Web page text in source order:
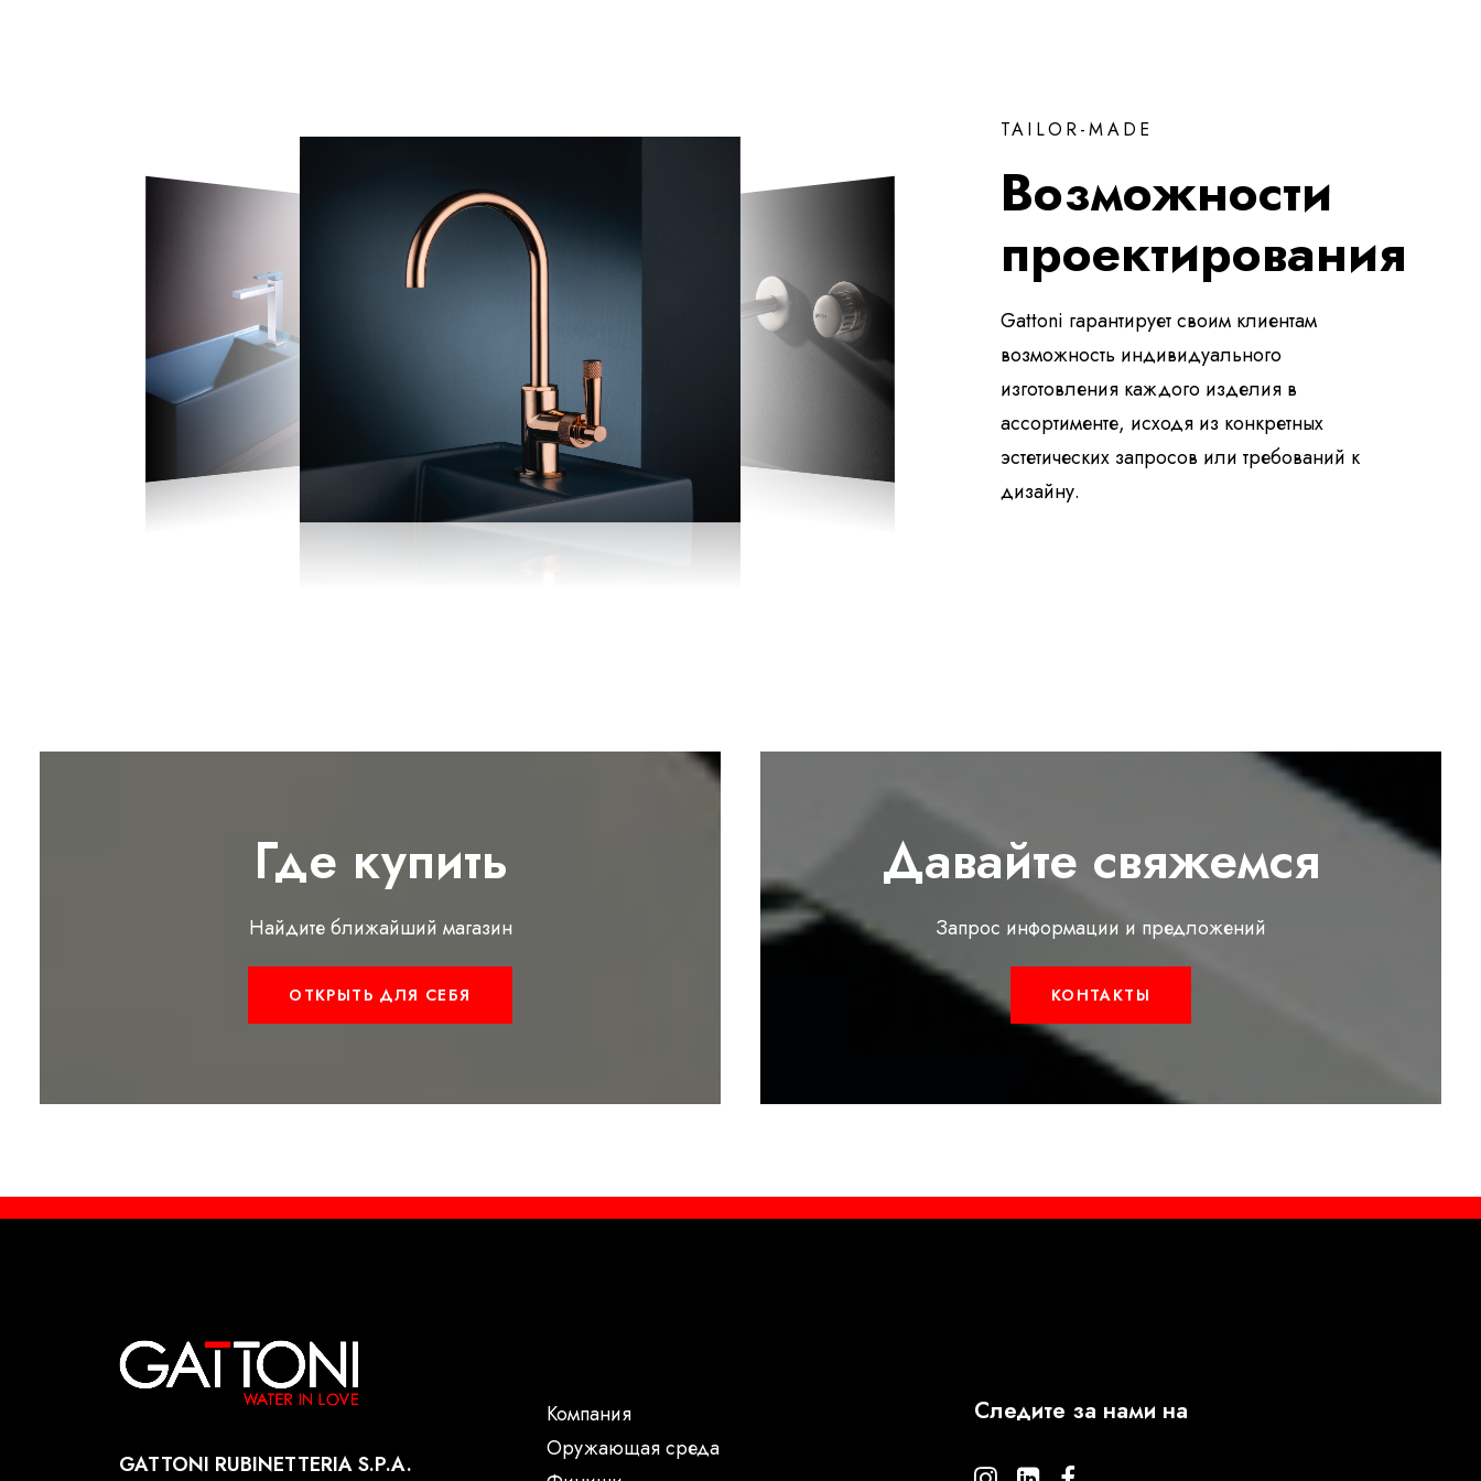
TAILOR-MADE
Возможности
проектирования
Gattoni гарантирует своим клиентам
возможность индивидуального
изготовления каждого изделия в
ассортименте, исходя из конкретных
эстетических запросов или требований к
дизайну.
Где купить
Найдите ближайший магазин
ОТКРЫТЬ ДЛЯ СЕБЯ
Давайте свяжемся
Запрос информации и предложений
КОНТАКТЫ
GATTONI RUBINETTERIA S.P.A.
Компания
Oружающая среда
Следите за нами на